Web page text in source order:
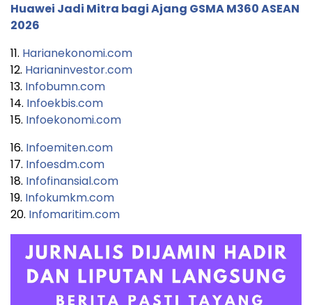
Huawei Jadi Mitra bagi Ajang GSMA M360 ASEAN
2026
11. Harianekonomi.com
12. Harianinvestor.com
13. Infobumn.com
14. Infoekbis.com
15. Infoekonomi.com
16. Infoemiten.com
17. Infoesdm.com
18. Infofinansial.com
19. Infokumkm.com
20. Infomaritim.com